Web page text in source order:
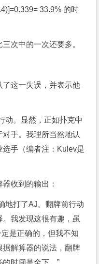
33.9% 的时
次中的一次还要多。
这一失误，并表示他
动。显然，正如扑克中
手。我理所当然地认
手（编者注：Kulev是
收到的输出：
地打了AJ。翻牌前行动
我发现这很有趣，虽
是正确的，但我不知
解算器的说法，翻牌
时间是全下。”